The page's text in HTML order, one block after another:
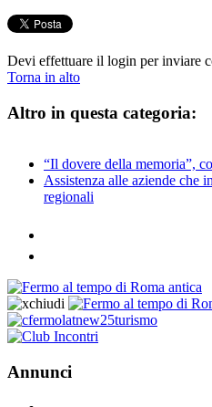
Devi effettuare il login per inviare
Torna in alto
Altro in questa categoria:
“Il dovere della memoria”,
Assistenza alle aziende che
regionali
Annunci